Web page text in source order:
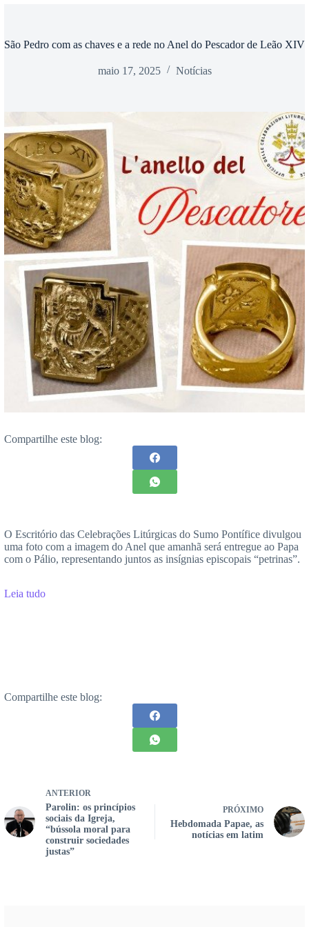
São Pedro com as chaves e a rede no Anel do Pescador de Leão XIV
maio 17, 2025 Notícias
Compartilhe este blog:
O Escritório das Celebrações Litúrgicas do Sumo Pontífice divulgou
uma foto com a imagem do Anel que amanhã será entregue ao Papa
com o Pálio, representando juntos as insígnias episcopais “petrinas”.
Leia tudo
Compartilhe este blog:
ANTERIOR
Parolin: os princípios
sociais da Igreja,
“bússola moral para
construir sociedades
justas”
PRÓXIMO
Hebdomada Papae, as
notícias em latim